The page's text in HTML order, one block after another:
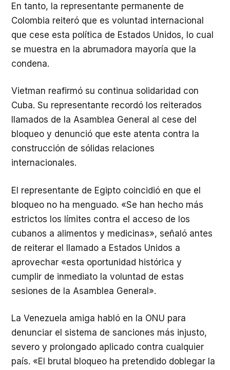
En tanto, la representante permanente de
Colombia reiteró que es voluntad internacional
que cese esta política de Estados Unidos, lo cual
se muestra en la abrumadora mayoría que la
condena.
Vietman reafirmó su continua solidaridad con
Cuba. Su representante recordó los reiterados
llamados de la Asamblea General al cese del
bloqueo y denunció que este atenta contra la
construcción de sólidas relaciones
internacionales.
El representante de Egipto coincidió en que el
bloqueo no ha menguado. «Se han hecho más
estrictos los límites contra el acceso de los
cubanos a alimentos y medicinas», señaló antes
de reiterar el llamado a Estados Unidos a
aprovechar «esta oportunidad histórica y
cumplir de inmediato la voluntad de estas
sesiones de la Asamblea General».
La Venezuela amiga habló en la ONU para
denunciar el sistema de sanciones más injusto,
severo y prolongado aplicado contra cualquier
país. «El brutal bloqueo ha pretendido doblegar la